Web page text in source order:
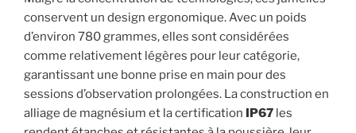
conservent un design ergonomique. Avec un poids
d’environ 780 grammes, elles sont considérées
comme relativement légères pour leur catégorie,
garantissant une bonne prise en main pour des
sessions d’observation prolongées. La construction en
alliage de magnésium et la certification
IP67 les